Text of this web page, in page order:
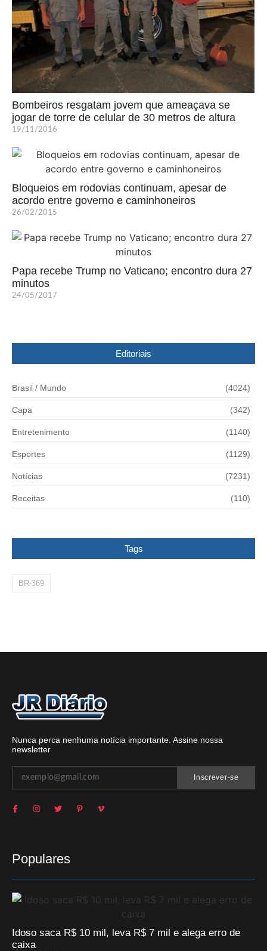
Bombeiros resgatam jovem que ameaçava se
jogar de torre de celular de 30 metros de altura
19/11/2016
Bloqueios em rodovias continuam, apesar de
acordo entre governo e caminhoneiros
26/02/2015
Papa recebe Trump no Vaticano; encontro dura 27
minutos
24/05/2017
Editoriais
Brasil / Mundo (4024)
Capa (342)
Entretenimento (1140)
Esportes (1129)
Notícias (7231)
Receitas (110)
Tags
BR-369
Nunca perca nenhuma notícia importante. Assine nossa
newsletter
Inscrever-se
Populares
Idoso saca R$ 10 mil, leva R$ 7 mil e alega erro de
caixa